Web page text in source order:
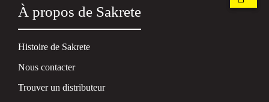
À propos de Sakrete
Histoire de Sakrete
Nous contacter
Trouver un distributeur